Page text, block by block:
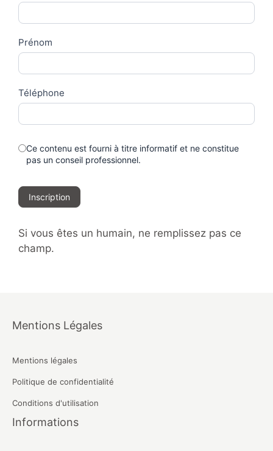
Us
Prénom
Téléphone
Ce contenu est fourni à titre informatif et ne constitue
pas un conseil professionnel.
Inscription
Si vous êtes un humain, ne remplissez pas ce
champ.
Mentions Légales
Mentions légales
Politique de confidentialité
Conditions d'utilisation
Informations